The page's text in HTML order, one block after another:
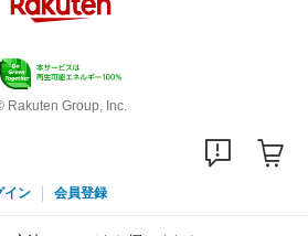
Rakuten Group, Inc.
イン 会員登録